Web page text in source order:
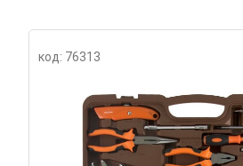
код: 76313